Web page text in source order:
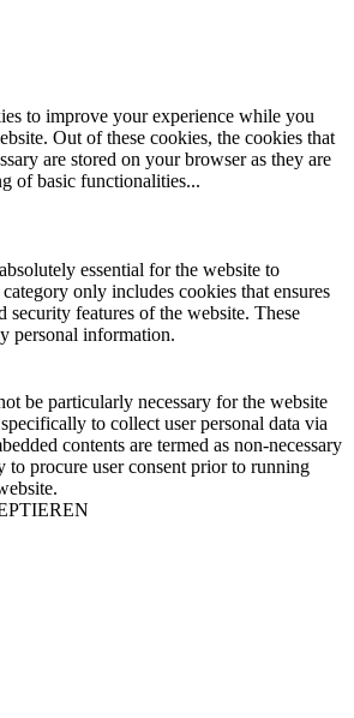
to improve your experience while you
Out of these cookies, the cookies that
are stored on your browser as they are
of basic functionalities...
essential for the website to
only includes cookies that ensures
security features of the website. These
personal information.
be particularly necessary for the website
to collect user personal data via
contents are termed as non-necessary
to procure user consent prior to running